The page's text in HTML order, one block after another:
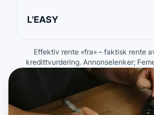
L'EASY
Effektiv rente «fra» – faktisk rente
kredittvurdering. Annonselenker;